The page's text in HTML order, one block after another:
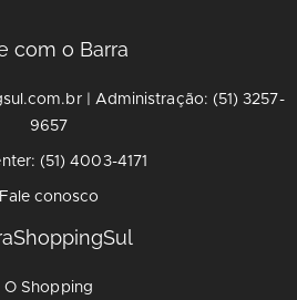
com o Barra
| Administração: (51) 3257-
9657
(51) 4003-4171
Fale conosco
O Shopping